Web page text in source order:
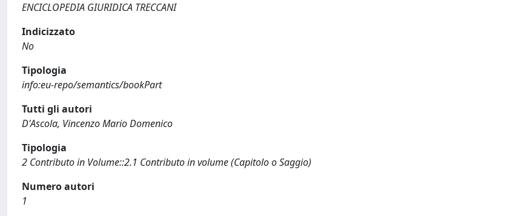
ENCICLOPEDIA GIURIDICA TRECCANI
Indicizzato
No
Tipologia
info:eu-repo/semantics/bookPart
Tutti gli autori
D'Ascola, Vincenzo Mario Domenico
Tipologia
2 Contributo in Volume::2.1 Contributo in volume (Capitolo o Saggio)
Numero autori
1